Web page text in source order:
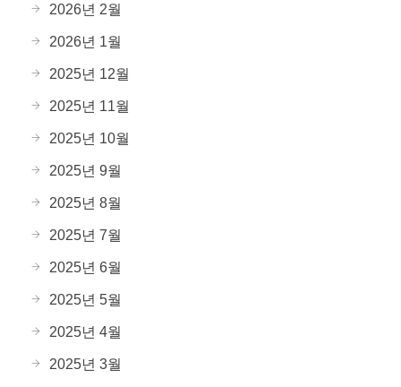
2026년 2월
2026년 1월
2025년 12월
2025년 11월
2025년 10월
2025년 9월
2025년 8월
2025년 7월
2025년 6월
2025년 5월
2025년 4월
2025년 3월